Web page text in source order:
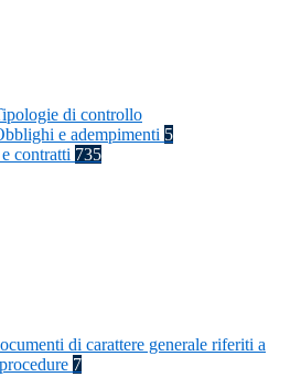
di controllo
e adempimenti 5
contratti 735
di carattere generale riferiti a
7